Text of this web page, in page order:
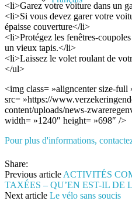
<li>Garez votre voiture dans un
<li>Si vous devez garer votre
épaisse couverture</li>
<li>Protégez les fenêtres-
un vieux tapis.</li>
<li>Laissez le volet roulant de
</ul>
<img class= »aligncenter size-full
src= »https://
content/uploads/news-
width= »1240″ height= »698″ />
Pour plus d'informations,
Share:
Previous article ACTIVITÉS
TAXÉES – QU’EN EST-IL DE
Next article Le vélo sans soucis